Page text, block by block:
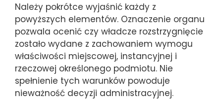
Należy pokrótce wyjaśnić każdy z
powyższych elementów. Oznaczenie organu
pozwala ocenić czy władcze rozstrzygnięcie
zostało wydane z zachowaniem wymogu
właściwości miejscowej, instancyjnej i
rzeczowej określonego podmiotu. Nie
spełnienie tych warunków powoduje
nieważność decyzji administracyjnej.